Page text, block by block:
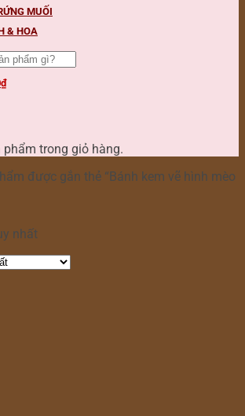
MUỐI
& HOA
₫
phẩm trong giỏ hàng.
được gắn thẻ “Bánh kem vẽ hình mèo
nhất